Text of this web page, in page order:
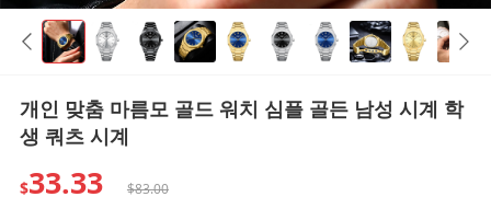
개인 맞춤 마름모 골드 워치 심플 골든 남성 시계 학
생 쿼츠 시계
$33.33 $83.00